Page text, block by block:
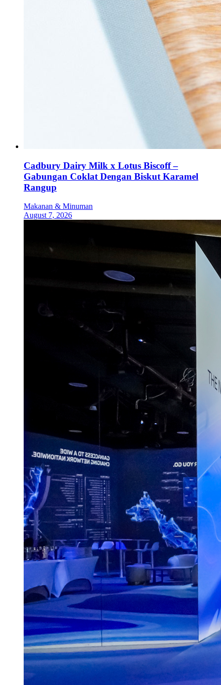
Cadbury Dairy Milk x Lotus Biscoff –
Gabungan Coklat Dengan Biskut Karamel
Rangup
Makanan & Minuman
August 7, 2026